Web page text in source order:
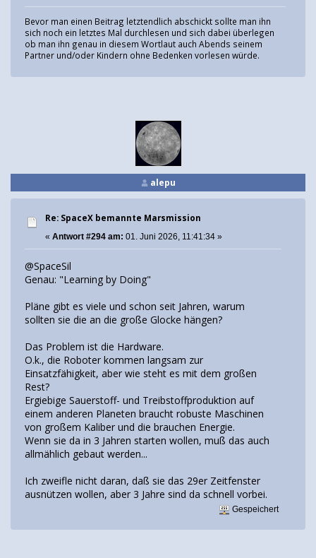
Bevor man einen Beitrag letztendlich abschickt sollte man ihn
sich noch ein letztes Mal durchlesen und sich dabei überlegen
ob man ihn genau in diesem Wortlaut auch Abends seinem
Partner und/oder Kindern ohne Bedenken vorlesen würde.
alepu
Re: SpaceX bemannte Marsmission
« Antwort #294 am: 01. Juni 2026, 11:41:34 »
@SpaceSil
Genau: "Learning by Doing"
Pläne gibt es viele und schon seit Jahren, warum
sollten sie die an die große Glocke hängen?
Das Problem ist die Hardware.
O.k., die Roboter kommen langsam zur
Einsatzfähigkeit, aber wie steht es mit dem großen
Rest?
Ergiebige Sauerstoff- und Treibstoffproduktion auf
einem anderen Planeten braucht robuste Maschinen
von großem Kaliber und die brauchen Energie.
Wenn sie da in 3 Jahren starten wollen, muß das auch
allmählich gebaut werden...
Ich zweifle nicht daran, daß sie das 29er Zeitfenster
ausnützen wollen, aber 3 Jahre sind da schnell vorbei.
Gespeichert